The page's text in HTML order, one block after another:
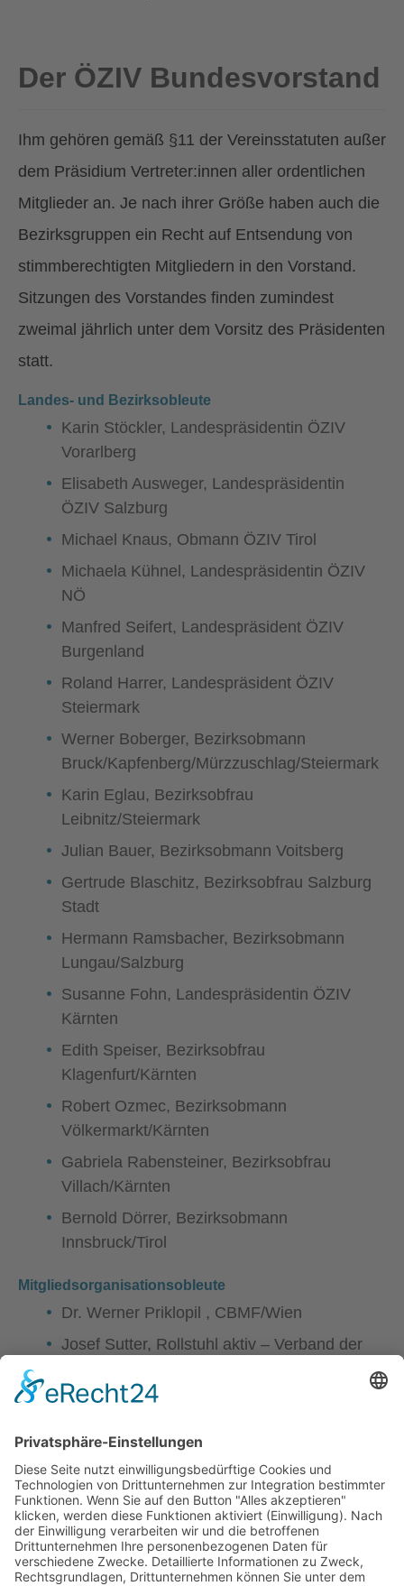
Der ÖZIV Bundesvorstand
Ihm gehören gemäß §11 der Vereinsstatuten außer
dem Präsidium Vertreter:innen aller ordentlichen
Mitglieder an. Je nach ihrer Größe haben auch die
Bezirksgruppen ein Recht auf Entsendung von
stimmberechtigten Mitgliedern in den Vorstand.
Sitzungen des Vorstandes finden zumindest
zweimal jährlich unter dem Vorsitz des Präsidenten
statt.
Landes- und Bezirksobleute
Karin Stöckler, Landespräsidentin ÖZIV
Vorarlberg
Elisabeth Ausweger, Landespräsidentin
ÖZIV Salzburg
Michael Knaus, Obmann ÖZIV Tirol
Michaela Kühnel, Landespräsidentin ÖZIV
NÖ
Manfred Seifert, Landespräsident ÖZIV
Burgenland
Roland Harrer, Landespräsident ÖZIV
Steiermark
Werner Boberger, Bezirksobmann
Bruck/Kapfenberg/Mürzzuschlag/Steiermark
Karin Eglau, Bezirksobfrau
Leibnitz/Steiermark
Julian Bauer, Bezirksobmann Voitsberg
Gertrude Blaschitz, Bezirksobfrau Salzburg
Stadt
Hermann Ramsbacher, Bezirksobmann
Lungau/Salzburg
Susanne Fohn, Landespräsidentin ÖZIV
Kärnten
Edith Speiser, Bezirksobfrau
Klagenfurt/Kärnten
Robert Ozmec, Bezirksobmann
Völkermarkt/Kärnten
Gabriela Rabensteiner, Bezirksobfrau
Villach/Kärnten
Bernold Dörrer, Bezirksobmann
Innsbruck/Tirol
Mitgliedsorganisationsobleute
Dr. Werner Priklopil , CBMF/Wien
Josef Sutter, Rollstuhl aktiv – Verband der
Josef Schoisengeyer, Club 81/St. Pölten
Peter Traschkowitsch, Gewerkschaft
Vida/Wien
Die ordentlichen Mitglieder des ÖZIV finden Sie
hier.